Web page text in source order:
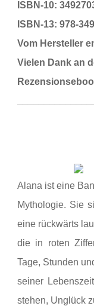
ISBN-10:
ISBN-13: 978-
Vom Hersteller
Vielen Dank an
Alana ist eine
Mythologie. Sie
eine rückwärts
die in roten
Tage, Stunden
seiner
stehen, Unglück